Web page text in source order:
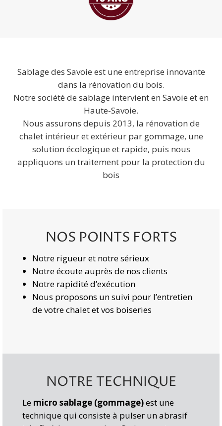
Sablage des Savoie est une entreprise innovante
dans la rénovation du bois.
Notre société de sablage intervient en Savoie et en
Haute-Savoie.
Nous assurons depuis 2013, la rénovation de
chalet intérieur et extérieur par gommage, une
solution écologique et rapide, puis nous
appliquons un traitement pour la protection du
bois
NOS POINTS FORTS
Notre rigueur et notre sérieux
Notre écoute auprès de nos clients
Notre rapidité d’exécution
Nous proposons un suivi pour l’entretien
de votre chalet et vos boiseries
NOTRE TECHNIQUE
Le micro sablage (gommage)est une
technique qui consiste à pulser un abrasif